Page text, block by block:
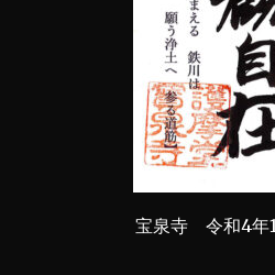
宝泉寺 令和4年